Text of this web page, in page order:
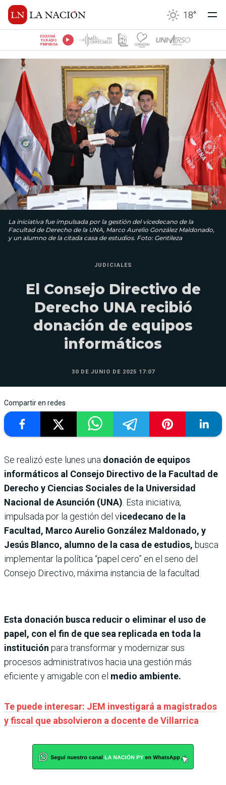
18°
ESCUCHÁ
TU RADIO
PREFERIDA
La iniciativa fue impulsada por la gestión del vicedecano de la
Facultad de Derecho de la UNA, Marco Aurelio González Maldonado,
y un alumno de la citada casa de estudios. Foto: Gentileza
JUDICIALES
El Consejo Directivo de
Derecho UNA recibió
donación de equipos
informáticos
30 DE JUNIO DE 2025 17:07
Compartir en redes
Se realizó este lunes una donación de equipos
informáticos al Consejo Directivo de la Facultad de
Derecho y Ciencias Sociales de la Universidad
Nacional de Asunción (UNA) . Esta iniciativa,
impulsada por la gestión del vicedecano de la
Facultad, Marco Aurelio González Maldonado, y
Jesús Blanco, alumno de la casa de estudios, busca
implementar la política “papel cero” en el seno del
Consejo Directivo, máxima instancia de la facultad.
Esta donación busca reducir o eliminar el uso de
papel, con el fin de que sea replicada en toda la
institución para transformar y modernizar sus
procesos administrativos hacia una gestión más
eficiente y amigable con el medio ambiente.
Te puede interesar: JEM investigará a magistrados
y fiscal que absolvieron a docente de Villarrica